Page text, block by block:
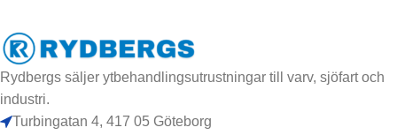
Rydbergs säljer ytbehandlingsutrustningar till varv, sjöfart och
industri.
Turbingatan 4, 417 05 Göteborg